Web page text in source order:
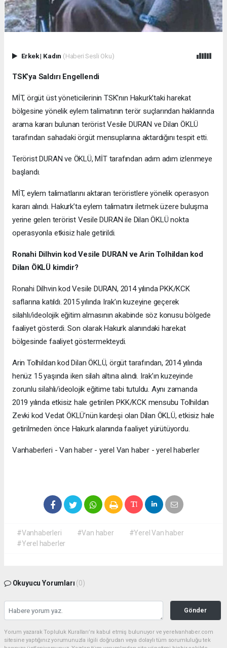
Erkek| Kadın (Haberi Sesli Oku)
TSK’ya Saldırı Engellendi
MİT, örgüt üst yöneticilerinin TSK’nın Hakurk’taki harekat
bölgesine yönelik eylem talimatının terör suçlarından haklarında
arama kararı bulunan terörist Vesile DURAN ve Dilan ÖKLÜ
tarafından sahadaki örgüt mensuplarına aktardığını tespit etti.
Terörist DURAN ve ÖKLÜ, MİT tarafından adım adım izlenmeye
başlandı.
MİT, eylem talimatlarını aktaran teröristlere yönelik operasyon
kararı alındı. Hakurk’ta eylem talimatını iletmek üzere buluşma
yerine gelen terörist Vesile DURAN ile Dilan ÖKLÜ nokta
operasyonla etkisiz hale getirildi.
Ronahi Dilhvin kod Vesile DURAN ve Arin Tolhildan kod
Dilan ÖKLÜ kimdir?
Ronahi Dilhvin kod Vesile DURAN, 2014 yılında PKK/KCK
saflarına katıldı. 2015 yılında Irak’ın kuzeyine geçerek
silahlı/ideolojik eğitim almasının akabinde söz konusu bölgede
faaliyet gösterdi. Son olarak Hakurk alanındaki harekat
bölgesinde faaliyet göstermekteydi.
Arin Tolhildan kod Dilan ÖKLÜ, örgüt tarafından, 2014 yılında
henüz 15 yaşında iken silah altına alındı. Irak’ın kuzeyinde
zorunlu silahlı/ideolojik eğitime tabi tutuldu. Aynı zamanda
2019 yılında etkisiz hale getirilen PKK/KCK mensubu Tolhildan
Zevki kod Vedat ÖKLÜ’nün kardeşi olan Dilan ÖKLÜ, etkisiz hale
getirilmeden önce Hakurk alanında faaliyet yürütüyordu.
Vanhaberleri - Van haber - yerel Van haber - yerel haberler
#Vanhaberleri #Van haber
#Yerel Van haber
#Yerel haberler
Okuyucu Yorumları (0)
Gönder
Yorum yazarak Topluluk Kuralları’nı kabul etmiş bulunuyor ve yerelvanhaber.com
sitesine yaptığınız yorumunuzla ilgili doğrudan veya dolaylı tüm sorumluluğu tek